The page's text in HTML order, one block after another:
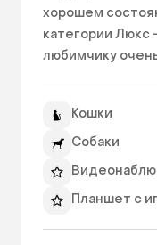
хорошем
категории Люкс
любимчику
выходы, куда
Люксе объемом
питомцу
навыках. А сем
Кошки
Собаки
Планшет с
размер куб.